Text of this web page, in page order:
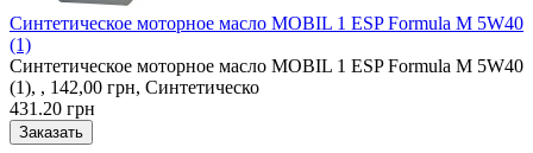
Синтетическое моторное масло MOBIL 1 ESP Formula M 5W40
(1)
Синтетическое моторное масло MOBIL 1 ESP Formula M 5W40
(1), , 142,00 грн, Синтетическо
431.20 грн